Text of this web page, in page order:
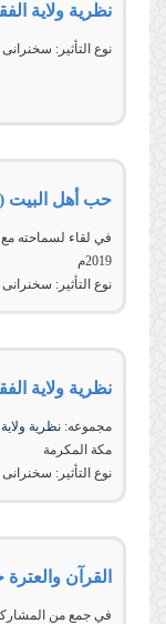
نظریة ولایة
نوع التأثير: سخنرانی
2019م
نوع التأثير: سخنرانی
نظریة ولایة
مجموعه: نظریة
مكة‌ المكرمة
نوع التأثير: سخنرانی
القرآن
في جمع من